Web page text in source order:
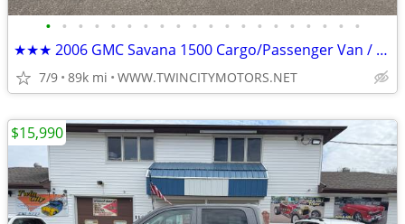
• • • • • • • • • • • • • • • • • • • •
★★★ 2006 GMC Savana 1500 Cargo/Passenger Van / ONLY 89k Miles! ★★★
7/9 89k mi WWW.TWINCITYMOTORS.NET
$15,990